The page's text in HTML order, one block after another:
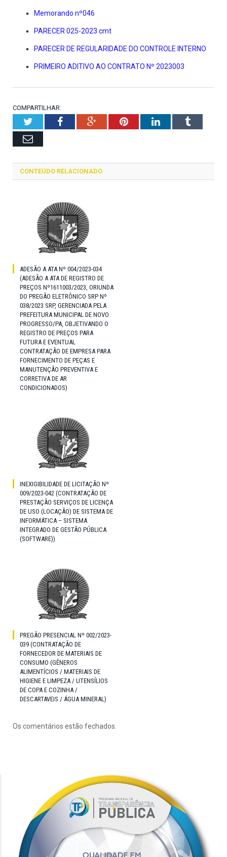
Memorando nº046
PARECER 025-2023 cmt
PARECER DE REGULARIDADE DO CONTROLE INTERNO
PRIMEIRO ADITIVO AO CONTRATO Nº 2023003
COMPARTILHAR:
TwitterFacebookGoogle+PinterestLinkedInTumblr
Email
CONTEÚDO RELACIONADO
ADESÃO A ATA Nº 004/2023-034
(ADESÃO A ATA DE REGISTRO DE
PREÇOS Nº1611003/2023, ORIUNDA
DO PREGÃO ELETRÔNICO SRP Nº
038/2023 SRP, GERENCIADA PELA
PREFEITURA MUNICIPAL DE NOVO
PROGRESSO/PA, OBJETIVANDO O
REGISTRO DE PREÇOS PARA
FUTURA E EVENTUAL
CONTRATAÇÃO DE EMPRESA PARA
FORNECIMENTO DE PEÇAS E
MANUTENÇÃO PREVENTIVA E
CORRETIVA DE AR
CONDICIONADOS)
INEXIGIBILIDADE DE LICITAÇÃO Nº
009/2023-042 (CONTRATAÇÃO DE
PRESTAÇÃO SERVIÇOS DE LICENÇA
DE USO (LOCAÇÃO) DE SISTEMA DE
INFORMÁTICA – SISTEMA
INTEGRADO DE GESTÃO PÚBLICA
(SOFTWARE))
PREGÃO PRESENCIAL Nº 002/2023-
039 (CONTRATAÇÃO DE
FORNECEDOR DE MATERIAIS DE
CONSUMO (GÊNEROS
ALIMENTÍCIOS / MATERIAIS DE
HIGIENE E LIMPEZA / UTENSÍLIOS
DE COPA E COZINHA /
DESCARTAVEIS / ÁGUA MINERAL)
Os comentários estão fechados.